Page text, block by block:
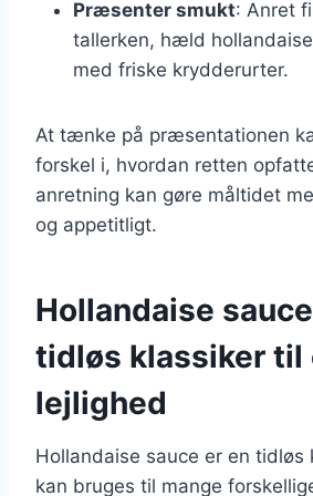
Præsenter smukt: Anret
tallerken, hæld
med friske krydderurter.
At tænke på præsentationen
forskel i, hvordan retten
anretning kan gøre måltidet
og appetitligt.
Hollandaise
tidløs klassiker til
lejlighed
Hollandaise sauce er en tidløs
kan bruges til mange